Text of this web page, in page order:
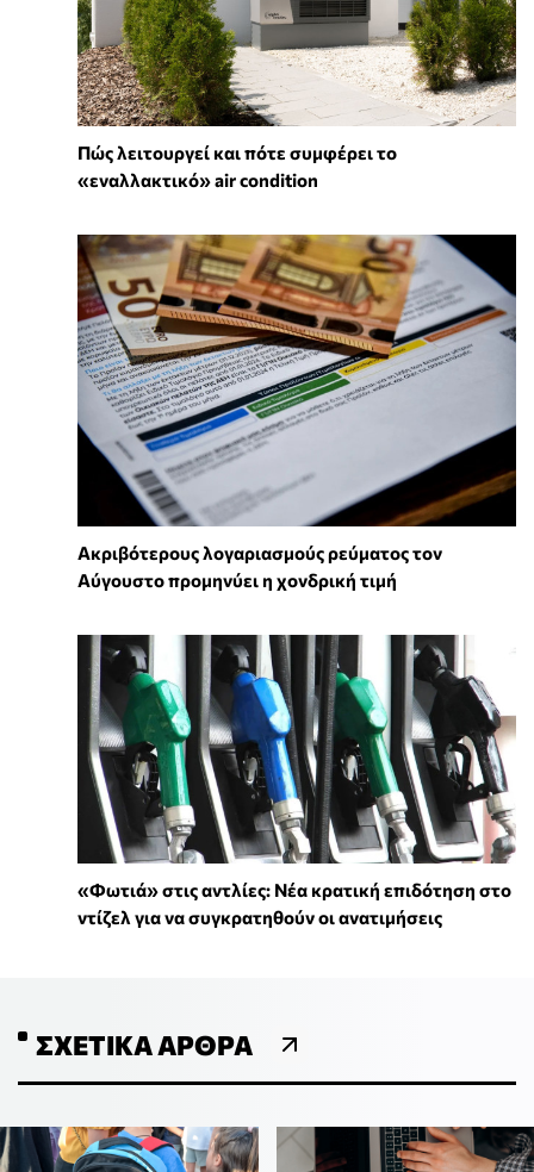
Πώς λειτουργεί και πότε συμφέρει το
«εναλλακτικό» air condition
Ακριβότερους λογαριασμούς ρεύματος τον
Αύγουστο προμηνύει η χονδρική τιμή
«Φωτιά» στις αντλίες: Νέα κρατική επιδότηση στο
ντίζελ για να συγκρατηθούν οι ανατιμήσεις
ΣΧΕΤΙΚΆ ΆΡΘΡΑ